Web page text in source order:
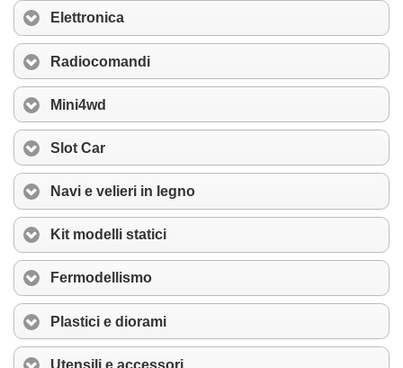
Elettronica
Radiocomandi
Mini4wd
Slot Car
Navi e velieri in legno
Kit modelli statici
Fermodellismo
Plastici e diorami
Utensili e accessori